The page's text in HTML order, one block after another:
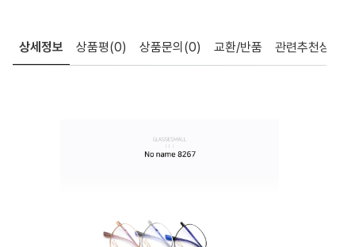
상세정보 상품평(0) 상품문의 (0) 교환/반품 관련추천상품